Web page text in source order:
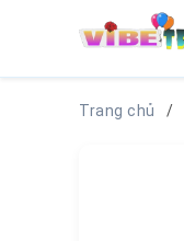
Trang chủ